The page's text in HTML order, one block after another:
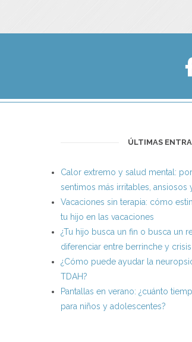
ÚLTIMAS
Calor extremo y salud mental:
sentimos más irritables, ansiosos
Vacaciones sin terapia: cómo
tu hijo en las vacaciones
¿Tu hijo busca un fin o busca un
diferenciar entre berrinche y crisis
¿Cómo puede ayudar la
TDAH?
Pantallas en verano: ¿cuánto
para niños y adolescentes?